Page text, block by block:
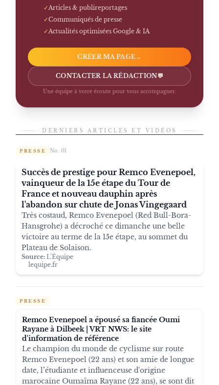
✓ Articles & publireportages
✓Communiqués de presse
✓ Actualités optimisées Google & IA
CRÉER MA PAGE→
CONTACTER LA RÉDACTION💬
Une équipe à votre écoute pour vous accompagner.
DERNIERS ARTICLES ET VIDÉOS
PRESSE No. 01
Succès de prestige pour Remco Evenepoel,
vainqueur de la 15e étape du Tour de
France et nouveau dauphin après
l'abandon sur chute de Jonas Vingegaard
Très costaud, Remco Evenepoel (Red Bull-Bora-
Hansgrohe) a décroché ce dimanche une belle
victoire au terme de la 15e étape, au sommet du
Plateau de Solaison.
Source: L'Équipe
lequipe.fr
PRESSE
Remco Evenepoel a épousé sa fiancée Oumi
Rayane à Dilbeek | VRT NWS: le site
d'information de référence
Le champion du monde de cyclisme sur route
Remco Evenepoel (22 ans) et son amie de longue
date, l’étudiante et influenceuse d'origine
marocaine Oumaïma Rayane (22 ans), se sont dit